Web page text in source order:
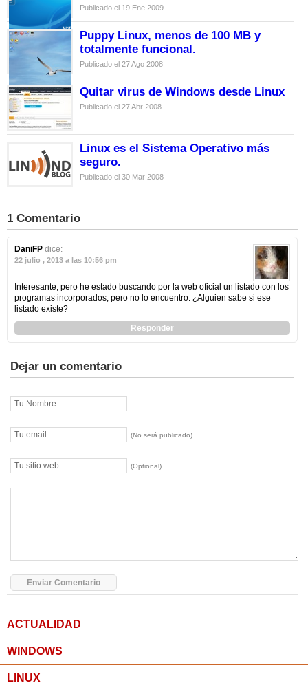
Publicado el 19 Ene 2009
Puppy Linux, menos de 100 MB y
totalmente funcional.
Publicado el 27 Ago 2008
Quitar virus de Windows desde Linux
Publicado el 27 Abr 2008
Linux es el Sistema Operativo más
seguro.
Publicado el 30 Mar 2008
1 Comentario
DaniFP dice:
22 julio , 2013 a las 10:56 pm
Interesante, pero he estado buscando por la web oficial un listado con los
programas incorporados, pero no lo encuentro. ¿Alguien sabe si ese
listado existe?
Responder
Dejar un comentario
(No será publicado)
(Optional)
ACTUALIDAD
WINDOWS
LINUX